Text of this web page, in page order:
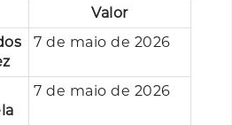
Valor
7 de maio de 2026
7 de maio de 2026